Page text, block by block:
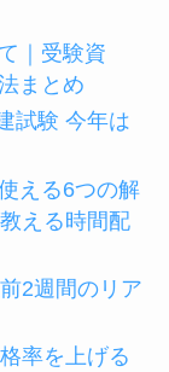
｜受験資
まとめ
試験 今年は
える6つの解
える時間配
2週間のリア
率を上げる